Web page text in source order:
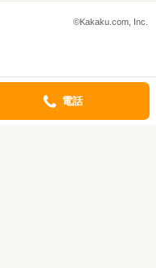
©Kakaku.com, Inc.
電話